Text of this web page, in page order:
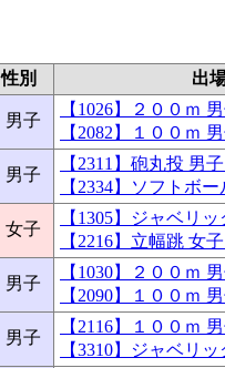
性別 出
男子
【1026】２００
【2082】１００
男子
【2311】砲丸投
【2334】ソフト
女子
【1305】ジャベ
【2216】立幅跳
男子
【1030】２００
【2090】１００
男子
【2116】１００
【3310】ジャベ